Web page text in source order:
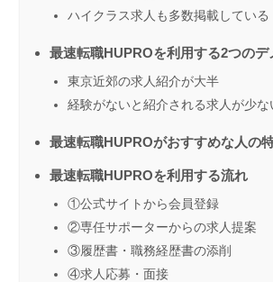
ハイクラス求人も多数掲載している
最速転職HUPROを利用する2つのデ
東京近郊の求人紹介が大半
経験がないと紹介される求人が少な
最速転職HUPROがおすすめな人の
最速転職HUPROを利用する流れ
①公式サイトから会員登録
②専任サポーターからの求人提案
③履歴書・職務経歴書の添削
④求人応募・面接